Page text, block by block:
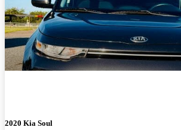
2020 Kia Soul